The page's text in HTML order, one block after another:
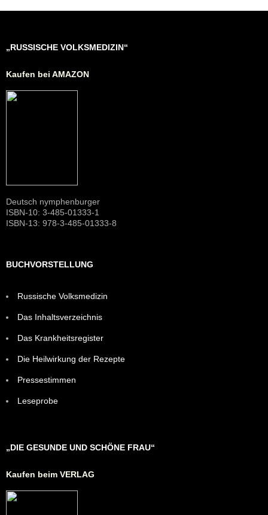
„RUSSISCHE VOLKSMEDIZIN“
Kaufen bei AMAZON
Deutsch nymphenburger
ISBN-10: 3-485-01333-1
ISBN-13: 978-3-485-01333-8
BUCHVORSTELLUNG
Russische Volksmedizin
Das Inhaltsverzeichnis
Das Krankheitsregister
Die Heilwirkung der Rezepte
Pressestimmen
Leseprobe
„DIE GESUNDE UND SCHÖNE FRAU“
Kaufen beim VERLAG